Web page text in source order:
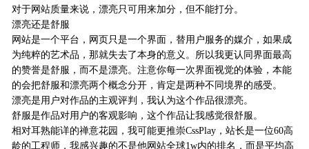
对于网站质量来说，漂亮只可用来加分，但不能打分。
漂亮还是舒服
网站是一个平台，网页只是一个界面，替用户服务的媒介，如果成
为纯粹的艺术品，那就失去了本身的意义。所以我更认同界面最高
的赞誉是舒服，而不是漂亮。注意你每一次界面视觉的体验，本能
的会把舒服和漂亮两个概念分开，肯定是两种不同境界的感受。
漂亮是用户对作品的主观评判，我认为这个作品很漂亮。
舒服是作品对用户的客观影响，这个作品让我感觉很舒服。
相对耳熟能详的禅意花园，我可能更推崇CssPlay，站长是一位60高
龄的工程师，我感兴趣的不是他网站全球1w内的排名，而是平均高